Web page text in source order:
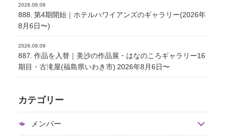
2026.08.09
888. 第4期開始｜ホテルハワイアンズのギャラリー(2026年
8月6日〜)
2026.08.09
887. 作品を入替｜美沙の作品展・はなのころギャラリー16
期目・古滝屋(福島県いわき市) 2026年8月6日〜
カテゴリー
メンバー